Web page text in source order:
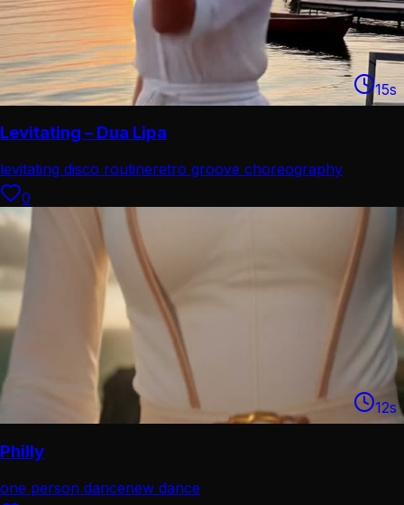
15s
Levitating – Dua Lipa
levitating disco routineretro groove choreography
0
12s
Philly
one person dancenew dance